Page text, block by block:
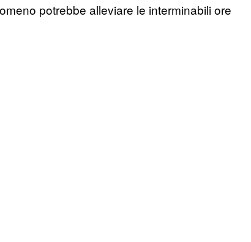
potrebbe alleviare le interminabili ore